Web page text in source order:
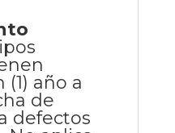
año a
de
defectos